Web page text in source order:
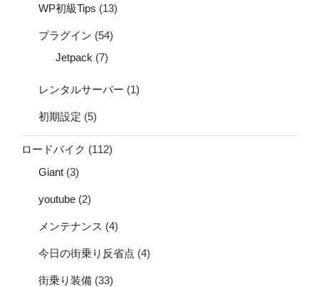
WP初級Tips (13)
プラグイン (54)
Jetpack (7)
レンタルサーバー (1)
初期設定 (5)
ロードバイク (112)
Giant (3)
youtube (2)
メンテナンス (4)
今日の街乗り反省点 (4)
街乗り装備 (33)